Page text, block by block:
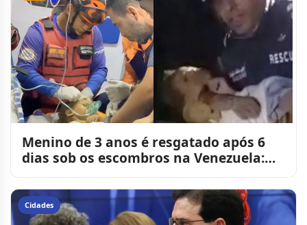
Menino de 3 anos é resgatado após 6
dias sob os escombros na Venezuela:
Cidades